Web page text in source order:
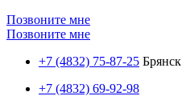
Позвоните мне
Позвоните мне
+7 (4832) 75-87-25 Брянск
+7 (4832) 69-92-98